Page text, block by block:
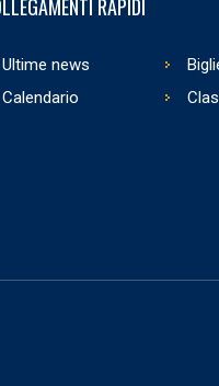
RAPIDI
Ultime news
Calendario